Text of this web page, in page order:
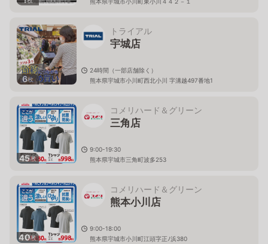
6枚
トライアル
宇城店
24時間（一部店舗除く）
熊本県宇城市小川町西北小川 字溝越497番地1
45枚
コメリハード＆グリーン
三角店
9:00-19:30
熊本県宇城市三角町波多253
40枚
コメリハード＆グリーン
熊本小川店
9:00-18:00
熊本県宇城市小川町江頭字正ﾉ浜380